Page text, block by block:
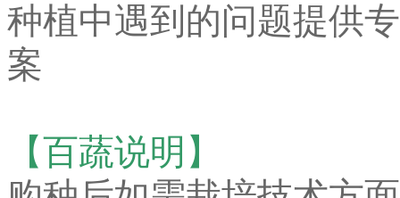
种植中遇到的问题提供
案
【百蔬说明】